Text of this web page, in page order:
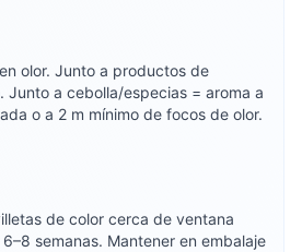
olor. Junto a productos de
Junto a cebolla/especias = aroma a
o a 2 m mínimo de focos de olor.
de color cerca de ventana
semanas. Mantener en embalaje